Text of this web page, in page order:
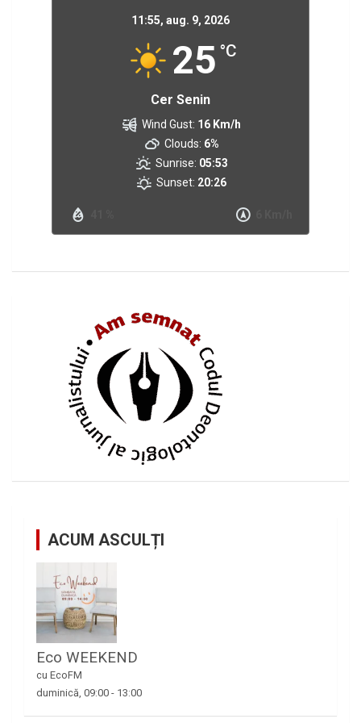
11:55, aug. 9, 2026
25 °C
Cer Senin
Wind Gust: 16 Km/h
Clouds: 6%
Sunrise: 05:53
Sunset: 20:26
ACUM ASCULȚI
Eco WEEKEND
cu EcoFM
duminică, 09:00 - 13:00